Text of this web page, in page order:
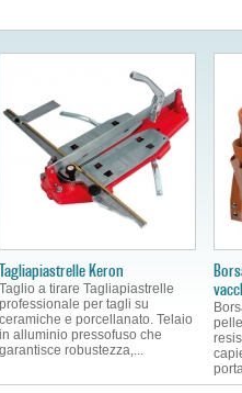
Mazzetta Keron anima in
alluminio
Testa forgiata in acciaio C45,
temprata ad induzione,
verniciata a forno, battenti
spigolati e lucidati. Manico tri-
impugnatura...